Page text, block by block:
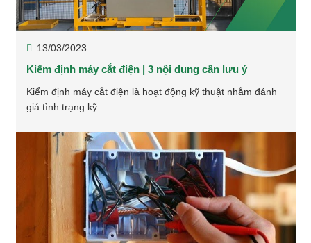
13/03/2023
Kiểm định máy cắt điện | 3 nội dung cần lưu ý
Kiểm định máy cắt điện là hoạt động kỹ thuật nhằm đánh
giá tình trạng kỹ...